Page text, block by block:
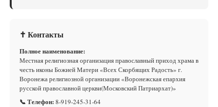
✝ Контакты
Полное наименование:
Местная религиозная организация православный приход храма в
честь иконы Божией Матери «Всех Скорбящих Радость» г.
Воронежа религиозной организации «Воронежская епархия
русской православной церкви(Московский Патриархат)»
📞 Телефон: 8-919-245-31-64